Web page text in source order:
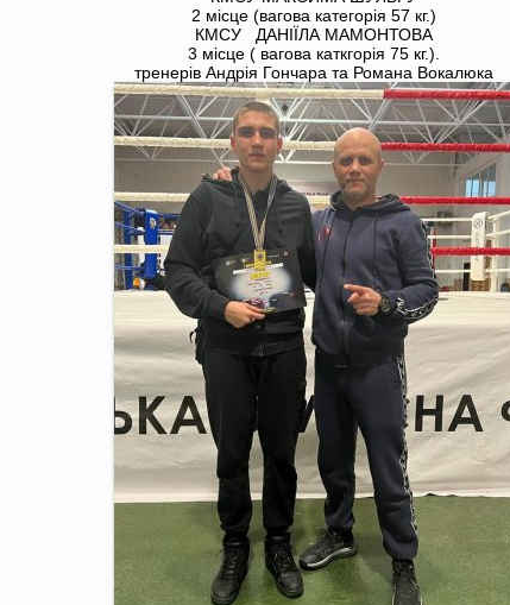
2 місце (вагова категорія 57 кг.)
КМСУ ДАНІЇЛА МАМОНТОВА
3 місце ( вагова каткгорія 75 кг.).
тренерів Андрія Гончара та Романа Вокалюка